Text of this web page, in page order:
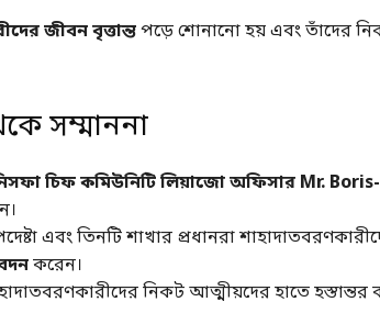
জীবন বৃত্তান্তপড়ে শোনানো হয় এবং তাঁদের
সম্মাননা
চিফ কমিউনিটি লিয়াজো অফিসার Mr.
এবং তিনটি শাখার প্রধানরা
করেন।
নিকট আত্মীয়দের হাতে হস্তান্তর